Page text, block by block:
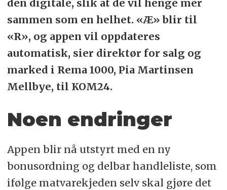
den digitale, slik at de vil henge mer
sammen som en helhet. «Æ» blir til
«R», og appen vil oppdateres
automatisk, sier direktør for salg og
marked i Rema 1000, Pia Martinsen
Mellbye, til KOM24.
Noen endringer
Appen blir nå utstyrt med en ny
bonusordning og delbar handleliste, som
ifølge matvarekjeden selv skal gjøre det